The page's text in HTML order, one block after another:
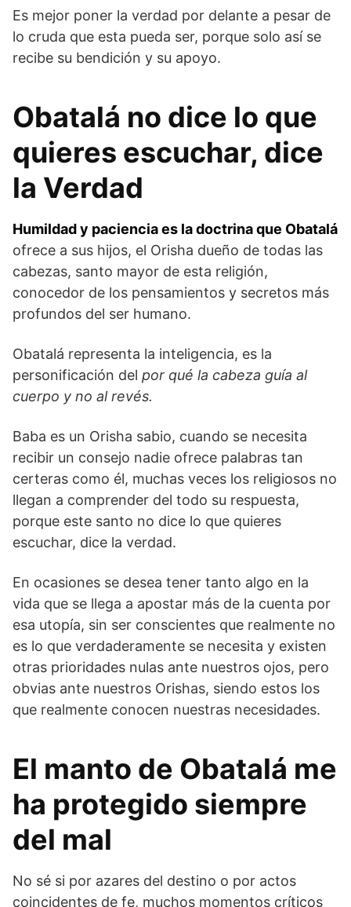
Es mejor poner la verdad por delante a pesar de
lo cruda que esta pueda ser, porque solo así se
recibe su bendición y su apoyo.
Obatalá no dice lo que
quieres escuchar, dice
la Verdad
Humildad y paciencia es la doctrina que Obatalá
ofrece a sus hijos, el Orisha dueño de todas las
cabezas, santo mayor de esta religión,
conocedor de los pensamientos y secretos más
profundos del ser humano.
Obatalá representa la inteligencia, es la
personificación del por qué la cabeza guía al
cuerpo y no al revés.
Baba es un Orisha sabio, cuando se necesita
recibir un consejo nadie ofrece palabras tan
certeras como él, muchas veces los religiosos no
llegan a comprender del todo su respuesta,
porque este santo no dice lo que quieres
escuchar, dice la verdad.
En ocasiones se desea tener tanto algo en la
vida que se llega a apostar más de la cuenta por
esa utopía, sin ser conscientes que realmente no
es lo que verdaderamente se necesita y existen
otras prioridades nulas ante nuestros ojos, pero
obvias ante nuestros Orishas, siendo estos los
que realmente conocen nuestras necesidades.
El manto de Obatalá me
ha protegido siempre
del mal
No sé si por azares del destino o por actos
coincidentes de fe, muchos momentos críticos